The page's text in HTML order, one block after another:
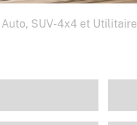
Auto, SUV-4x4 et Utilitaire